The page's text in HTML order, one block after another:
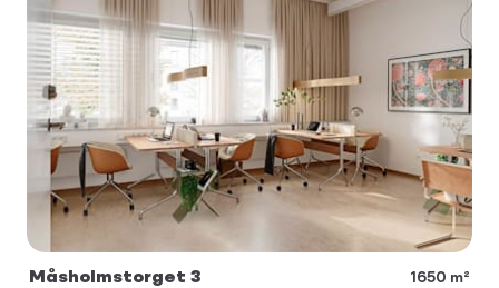
Måsholmstorget 3
1650 m²